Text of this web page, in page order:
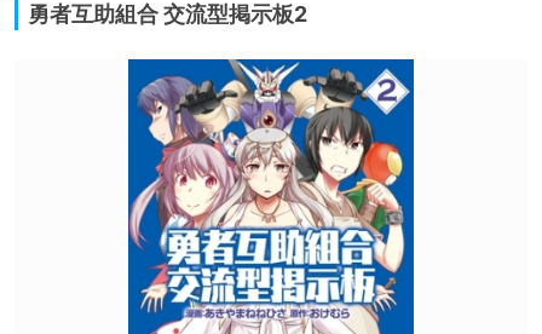
勇者互助組合 交流型掲示板2